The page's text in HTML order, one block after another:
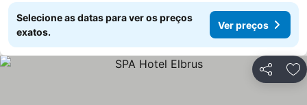
Selecione as datas para ver os preços
exatos.
Ver preços
Partilhar